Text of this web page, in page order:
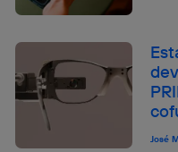
José